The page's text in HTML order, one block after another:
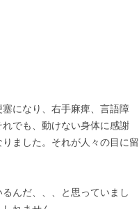
になり、右手麻痺、言語障
でも、動けない身体に感謝
ました。それが人々の目に留
んだ、、、と思っていまし